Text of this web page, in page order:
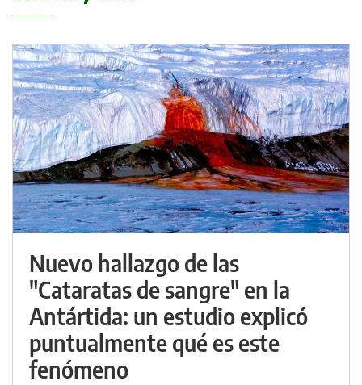
Nuevo hallazgo de las
"Cataratas de sangre" en la
Antártida: un estudio explicó
puntualmente qué es este
fenómeno